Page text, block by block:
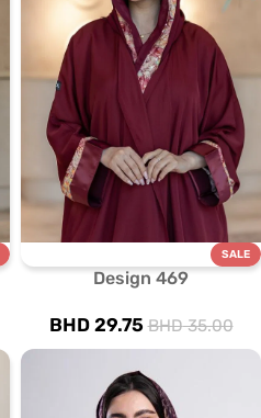
SALE
Design 469
BHD35.00
BHD29.75